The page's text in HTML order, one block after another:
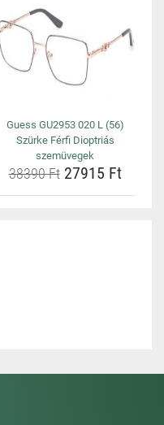
Guess GU2953 020 L (56)
Szürke Férfi Dioptriás
szemüvegek
38390 Ft27915 Ft